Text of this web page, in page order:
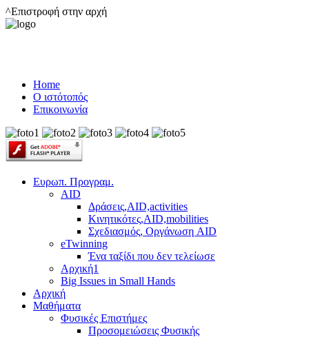
^Επιστροφή στην αρχή
Home
Ο ιστότοπός
Επικοινωνία
Ευρωπ. Προγραμ.
AID
Δράσεις,AID,activities
Κινητικότες,AID,mobilities
Σχεδιασμός, Οργάνωση AID
eTwinning
Ένα ταξίδι που δεν τελείωσε
Αρχική1
Big Issues in Small Hands
Αρχική
Μαθήματα
Φυσικές Επιστήμες
Προσομειώσεις Φυσικής